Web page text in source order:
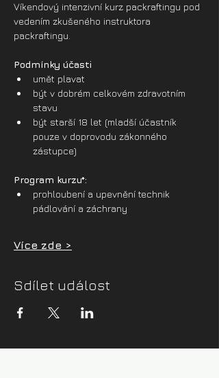
Víkendový intenzivní kurz packraftingu pod
vedením zkušeného instruktora
packraftingu.
Podmínky účasti
umět plavat
být v dobrém celkovém zdravotním
stavu
být starší 18 let (mladší účastník
pouze v doprovodu zákonného
zástupce)
Program kurzu*:
prohloubení a upevnění technik
pádlování a záchrany
Více zde >
Sdílet událost